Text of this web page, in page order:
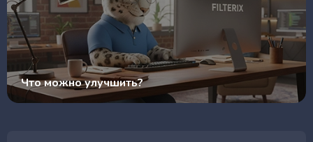
Что можно улучшить?